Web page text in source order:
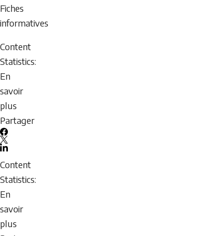
Fiches
informatives
Content
Statistics:
En
savoir
plus
sur
Entraînement
à
toute
météo
:
Indice
UV
Partager
Facebook
X
Email
icon
Content
Statistics:
En
savoir
plus
August
7,
-
05:07
Friday,
August
7,
2026
-
05:07